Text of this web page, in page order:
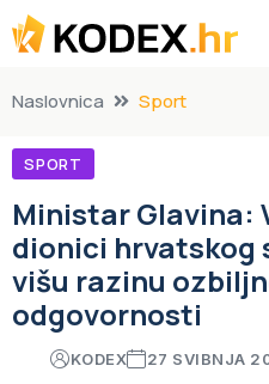
Naslovnica Sport
SPORT
Ministar Glavina:
dionici hrvatskog
višu razinu
odgovornosti
KODEX 27 SVIBNJA